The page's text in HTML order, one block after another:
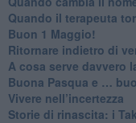
​Quando il terapeuta
​Buon 1 Maggio!
Ritornare indietro di
​A cosa serve davvero
​Buona Pasqua e …
​Vivere nell’incertezza
​Storie di rinascita: i